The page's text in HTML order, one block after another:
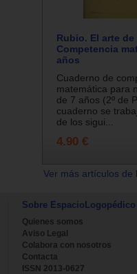
Rubio. El arte de
Competencia
años
Cuaderno de
matemática para
de 7 años (2º de
cuaderno se
de los sigui...
4.90 €
Ver más artículos
Sobre EspacioLogopédico
Quienes somos
Aviso Legal
Colabora con nosotros
Contacta
ISSN 2013-0627